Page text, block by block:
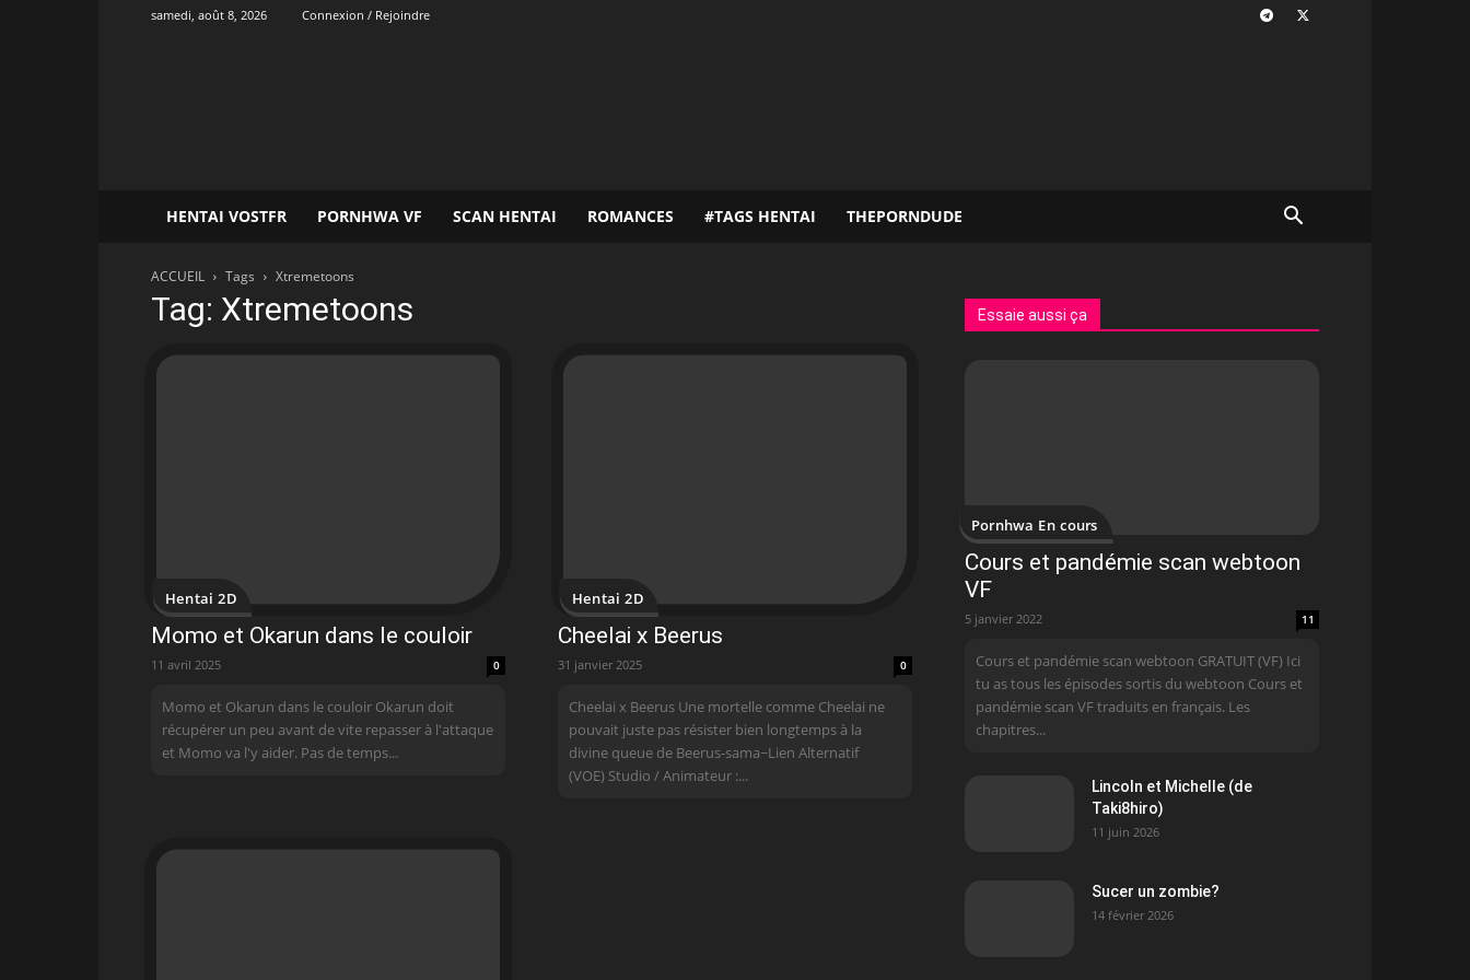
samedi, août 8, 2026 Connexion / Rejoindre
HENTAI VOSTFR PORNHWA VF SCAN HENTAI ROMANCES #TAGS HENTAI THEPORNDUDE
ACCUEIL Tags Xtremetoons
Tag: Xtremetoons
Hentai 2D
Momo et Okarun dans le couloir
11 avril 2025 0
Momo et Okarun dans le couloir Okarun doit
récupérer un peu avant de vite repasser à l'attaque
et Momo va l'y aider. Pas de temps...
Hentai 2D
Cheelai x Beerus
31 janvier 2025 0
Cheelai x Beerus Une mortelle comme Cheelai ne
pouvait juste pas résister bien longtemps à la
divine queue de Beerus-sama~ Lien Alternatif
(VOE) Studio / Animateur :...
Essaie aussi ça
Pornhwa En cours
Cours et pandémie scan webtoon
VF
5 janvier 2022 11
Cours et pandémie scan webtoon GRATUIT (VF) Ici
tu as tous les épisodes sortis du webtoon Cours et
pandémie scan VF traduits en français. Les
chapitres...
Lincoln et Michelle (de
Taki8hiro)
11 juin 2026
Sucer un zombie?
14 février 2026